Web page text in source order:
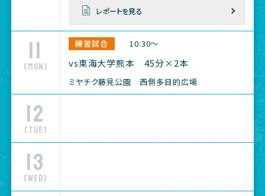
レポートを見る
11
(Mon)
練習試合 10:30～
vs東海大学熊本 45分×2本
ミヤチク藤見公園 西側多目的広場
12
(Tue)
13
(Wed)